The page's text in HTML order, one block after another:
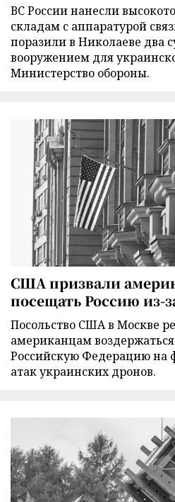
ВС России нанесли
складам с аппаратурой
поразили в Николаеве два
вооружением для
Министерство обороны.
США призвали
посещать Россию из-
Посольство США в Москве
американцам воздержаться
Российскую Федерацию на
атак украинских дронов.